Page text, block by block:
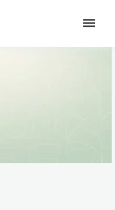
القائمة